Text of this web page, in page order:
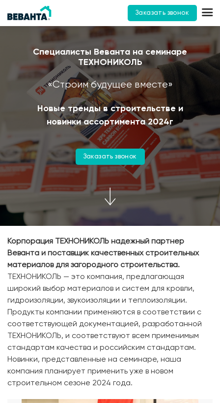
Заказать звонок
Специалисты Веванта на семинаре
ТЕХНОНИКОЛЬ
«Строим будущее вместе»
Новые тренды в строительстве и
новинки ассортимента 2024г
Заказать звонок
Корпорация ТЕХНОНИКОЛЬ надежный партнер
Веванта и поставщик качественных строительных
материалов для загородного строительства.
ТЕХНОНИКОЛЬ — это компания, предлагающая
широкий выбор материалов и систем для кровли,
гидроизоляции, звукоизоляции и теплоизоляции.
Продукты компании применяются в соответствии с
соответствующей документацией, разработанной
ТЕХНОНИКОЛЬ, и соответствуют всем применимым
стандартам качества и российским стандартам.
Новинки, представленные на семинаре, наша
компания планирует применить уже в новом
строительном сезоне 2024 года.